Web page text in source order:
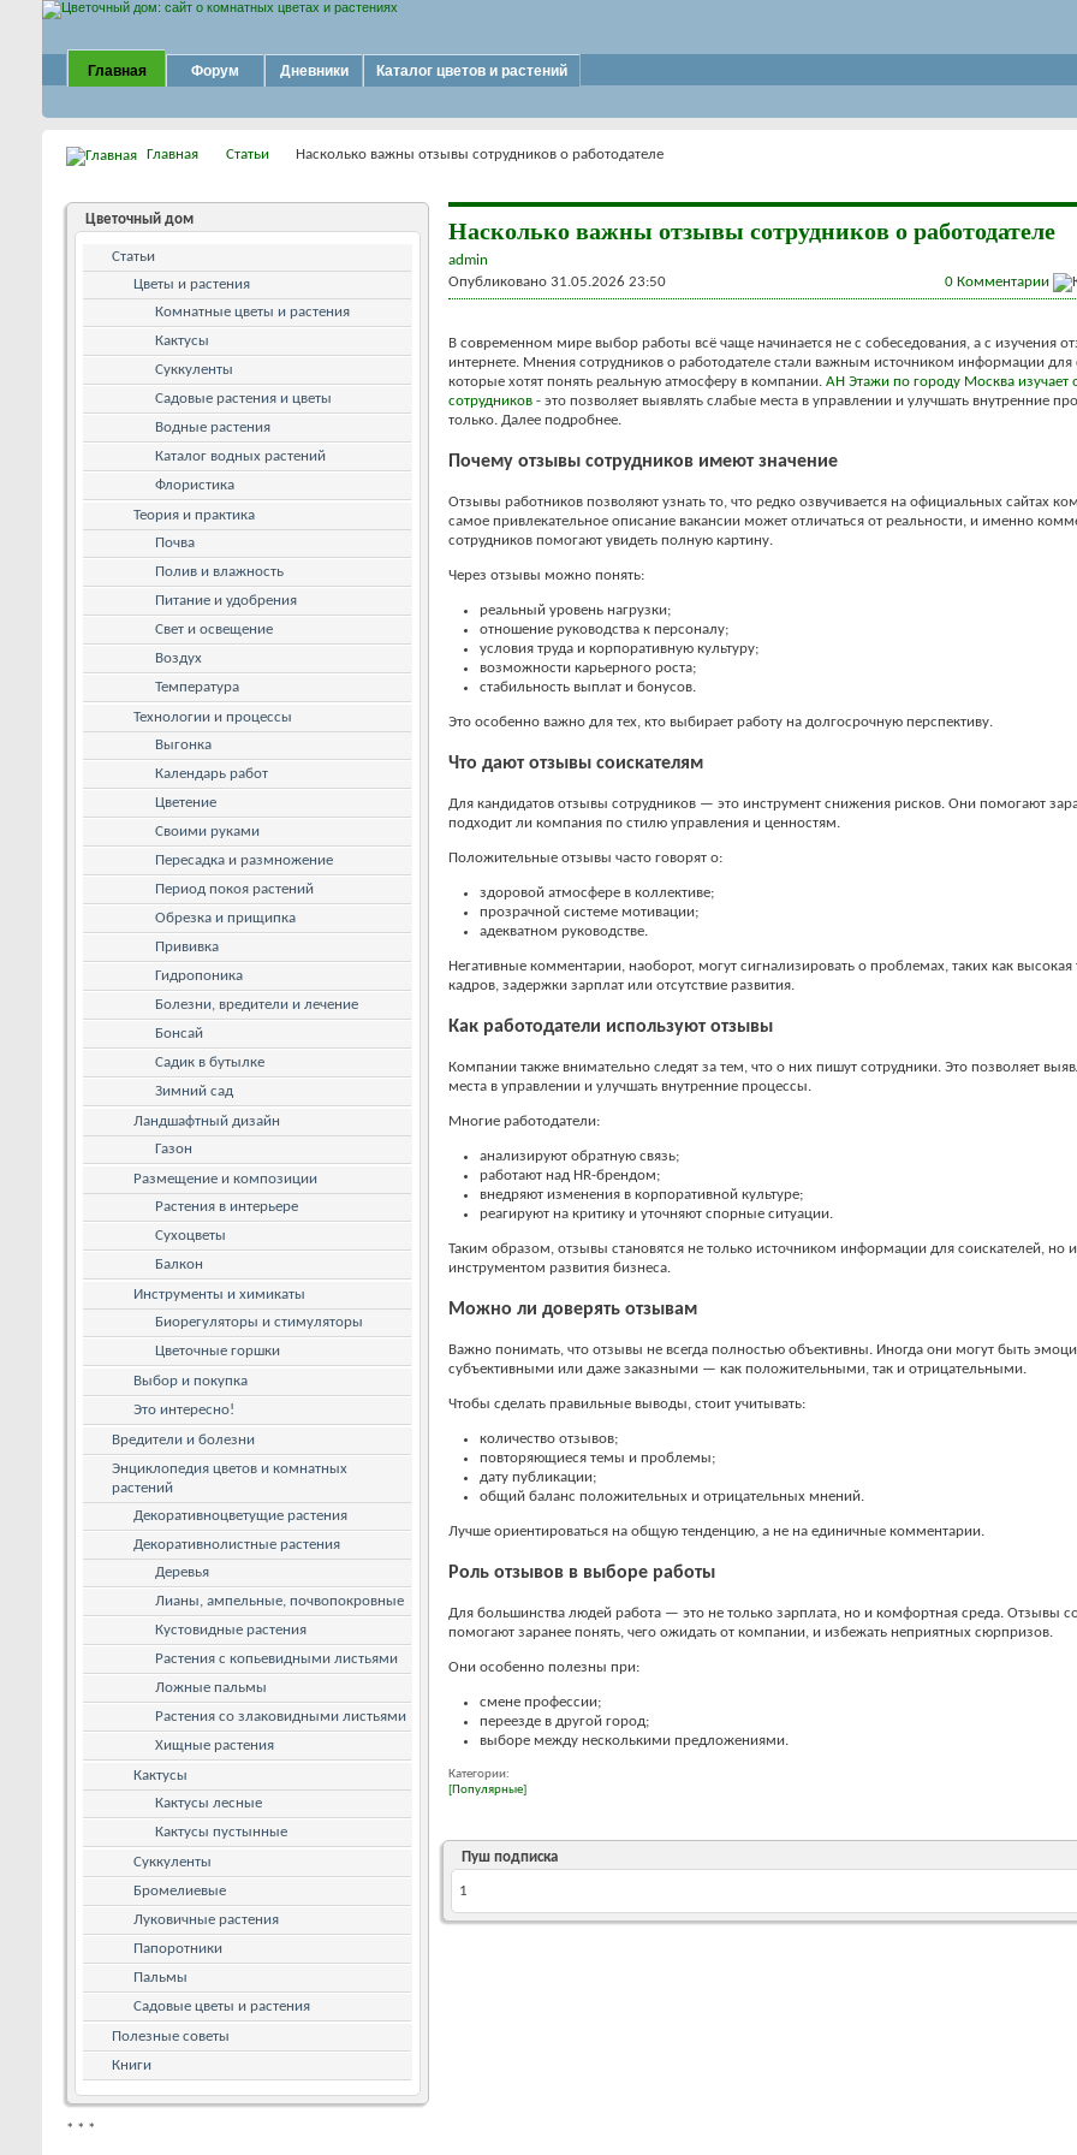
Главная Форум Дневники Каталог цветов и растений
Главная Статьи Насколько важны отзывы сотрудников о работодателе
Насколько важны отзывы сотрудников о работодателе
admin
Опубликовано 31.05.2026 23:50
0 Комментарии
В современном мире выбор работы всё чаще начинается не с собеседования, а с изучения
интернете. Мнения сотрудников о работодателе стали важным источником информации для
которые хотят понять реальную атмосферу в компании. АН Этажи по городу Москва изучает
сотрудников- это позволяет выявлять слабые места в управлении и улучшать внутренние
только. Далее подробнее.
Почему отзывы сотрудников имеют значение
Отзывы работников позволяют узнать то, что редко озвучивается на официальных сайтах
самое привлекательное описание вакансии может отличаться от реальности, и именно
сотрудников помогают увидеть полную картину.
Через отзывы можно понять:
реальный уровень нагрузки;
отношение руководства к персоналу;
условия труда и корпоративную культуру;
возможности карьерного роста;
стабильность выплат и бонусов.
Это особенно важно для тех, кто выбирает работу на долгосрочную перспективу.
Что дают отзывы соискателям
Для кандидатов отзывы сотрудников — это инструмент снижения рисков. Они помогают
подходит ли компания по стилю управления и ценностям.
Положительные отзывы часто говорят о:
здоровой атмосфере в коллективе;
прозрачной системе мотивации;
адекватном руководстве.
Негативные комментарии, наоборот, могут сигнализировать о проблемах, таких как высокая
кадров, задержки зарплат или отсутствие развития.
Как работодатели используют отзывы
Компании также внимательно следят за тем, что о них пишут сотрудники. Это позволяет
места в управлении и улучшать внутренние процессы.
Многие работодатели:
анализируют обратную связь;
работают над HR-брендом;
внедряют изменения в корпоративной культуре;
реагируют на критику и уточняют спорные ситуации.
Таким образом, отзывы становятся не только источником информации для соискателей, но и
инструментом развития бизнеса.
Можно ли доверять отзывам
Важно понимать, что отзывы не всегда полностью объективны. Иногда они могут быть
субъективными или даже заказными — как положительными, так и отрицательными.
Чтобы сделать правильные выводы, стоит учитывать:
количество отзывов;
повторяющиеся темы и проблемы;
дату публикации;
общий баланс положительных и отрицательных мнений.
Лучше ориентироваться на общую тенденцию, а не на единичные комментарии.
Роль отзывов в выборе работы
Для большинства людей работа — это не только зарплата, но и комфортная среда. Отзывы
помогают заранее понять, чего ожидать от компании, и избежать неприятных сюрпризов.
Они особенно полезны при:
смене профессии;
переезде в другой город;
выборе между несколькими предложениями.
Категории:
[Популярные]
Пуш подписка
1
Цветочный дом
Статьи
Цветы и растения
Комнатные цветы и растения
Кактусы
Суккуленты
Садовые растения и цветы
Водные растения
Каталог водных растений
Флористика
Теория и практика
Почва
Полив и влажность
Питание и удобрения
Свет и освещение
Воздух
Температура
Технологии и процессы
Выгонка
Календарь работ
Цветение
Своими руками
Пересадка и размножение
Период покоя растений
Обрезка и прищипка
Прививка
Гидропоника
Болезни, вредители и лечение
Бонсай
Садик в бутылке
Зимний сад
Ландшафтный дизайн
Газон
Размещение и композиции
Растения в интерьере
Сухоцветы
Балкон
Инструменты и химикаты
Биорегуляторы и стимуляторы
Цветочные горшки
Выбор и покупка
Это интересно!
Вредители и болезни
Энциклопедия цветов и комнатных
растений
Декоративноцветущие растения
Декоративнолистные растения
Деревья
Лианы, ампельные, почвопокровные
Кустовидные растения
Растения с копьевидными листьями
Ложные пальмы
Растения со злаковидными листьями
Хищные растения
Кактусы
Кактусы лесные
Кактусы пустынные
Суккуленты
Бромелиевые
Луковичные растения
Папоротники
Пальмы
Садовые цветы и растения
Полезные советы
Книги
* * *